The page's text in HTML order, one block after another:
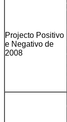
Projecto Positivo
e Negativo de
2008